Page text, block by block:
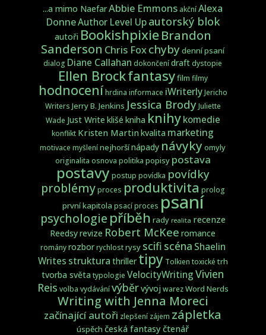
...a mimo NaefarAbbie Emmons akční Alexa
DonneAuthor Level Upautorský blok
autoři BookishpixieBrandon
Sanderson Chris Foxchybydenní psaní
dialog Diane Callahan dokončení draft dystopie
Ellen Brockfantasyfilm filmy
hodnoceníhrdina informace iWriterlyJericho
Writers Jerry B. Jenkins Jessica BrodyJuliette
Wade Just Write klišé kniha knihykomedie
konflikt Kristen Martinkvalita marketing
motivace myšlení nejhoršínápady návyky omyly
originalita osnova politika popisy postava
postavy postup povídka povídky
problémyproces produktivita prolog
první kapitola psací proces psaní
psychologie příběh rady realita recenze
Reedsyrevize Robert McKee romance
rományrozborrychlostrysy scifi scéna Shaelin
Writes struktura thriller tipy Tolkien toxické trh
tvorba světa typologie VelocityWriting Vivien
Reis volba vydávánívýběrvývoj warezWord Nerds
Writing with Jenna Moreci
začínající autoři zlepšení zájem zápletka
úspěch česká fantasyčtenář